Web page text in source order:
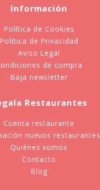
Información
Política de Cookies
Política de Privacidad
Aviso Legal
de compra
Baja newsletter
Restaurantes
Cuenta restaurante
nuevos restaurantes
Quiénes somos
Contacto
Blog